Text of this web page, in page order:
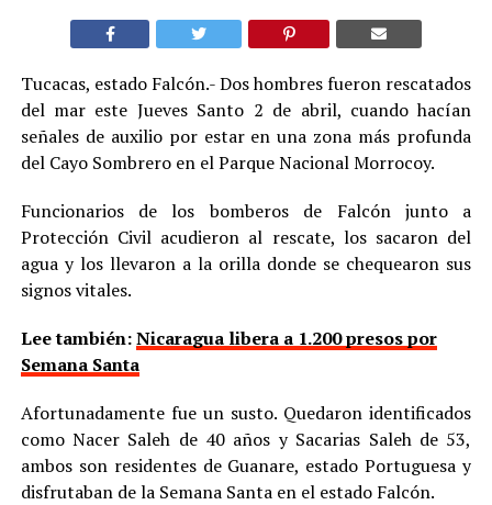
Tucacas, estado Falcón.- Dos hombres fueron rescatados
del mar este Jueves Santo 2 de abril, cuando hacían
señales de auxilio por estar en una zona más profunda
del Cayo Sombrero en el Parque Nacional Morrocoy.
Funcionarios de los bomberos de Falcón junto a
Protección Civil acudieron al rescate, los sacaron del
agua y los llevaron a la orilla donde se chequearon sus
signos vitales.
Lee también:Nicaragua libera a 1.200 presos por
Semana Santa
Afortunadamente fue un susto. Quedaron identificados
como Nacer Saleh de 40 años y Sacarias Saleh de 53,
ambos son residentes de Guanare, estado Portuguesa y
disfrutaban de la Semana Santa en el estado Falcón.